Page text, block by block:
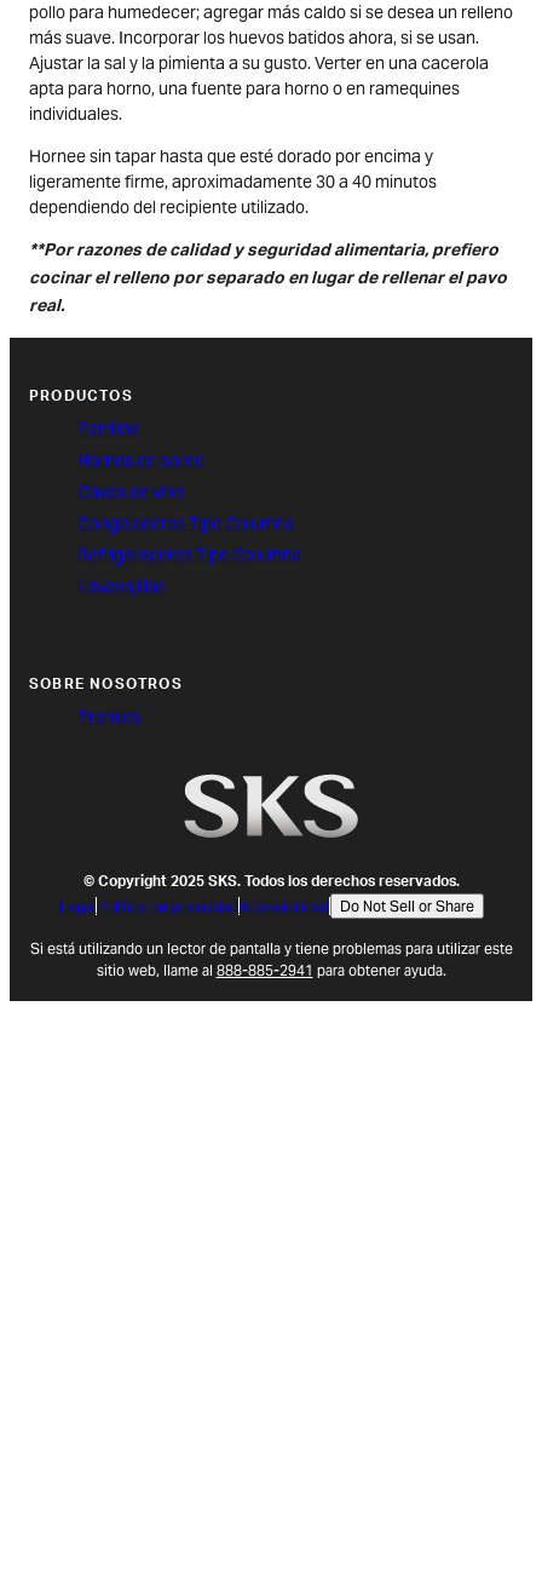
pollo para humedecer; agregar más caldo si se desea un relleno
más suave. Incorporar los huevos batidos ahora, si se usan.
Ajustar la sal y la pimienta a su gusto. Verter en una cacerola
apta para horno, una fuente para horno o en ramequines
individuales.
Hornee sin tapar hasta que esté dorado por encima y
ligeramente firme, aproximadamente 30 a 40 minutos
dependiendo del recipiente utilizado.
**Por razones de calidad y seguridad alimentaria, prefiero
cocinar el relleno por separado en lugar de rellenar el pavo
real.
PRODUCTOS
Parrillas
Hornos de pared
Cavas de vino
Congeladores Tipo Columna
Refrigeradores Tipo Columna
Lavavajillas
SOBRE NOSOTROS
Premios
© Copyright 2025 SKS. Todos los derechos reservados.
Legal Política de privacidadAccesibilidad Do Not Sell or Share
Si está utilizando un lector de pantalla y tiene problemas para utilizar este
sitio web, llame al 888-885-2941 para obtener ayuda.